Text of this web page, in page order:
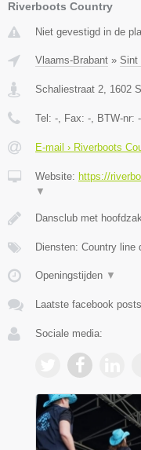
Riverboots Country
Niet gevestigd in de
Vlaams-Brabant » Sint
Schaliestraat 2 1602
Tel: - , Fax: - , BTW-nr: -
E-mail › Riverboots
Website: https://
▼
Dansclub met
Diensten: Country line
Openingstijden ▼
Laatste facebook posts
Sociale media: